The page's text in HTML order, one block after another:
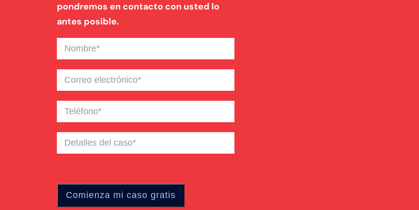
pondremos en contacto con usted lo
antes posible.
Nombre(Required)
Correo
electrónico(Required)
Teléfono(Required)
Detalles
del